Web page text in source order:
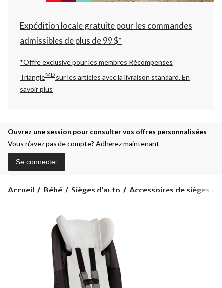
Expédition locale gratuite pour les commandes
admissibles de plus de 99 $*
*Offre exclusive pour les membres Récompenses
TriangleMD sur les articles avec la livraison standard.En
savoir plus
Ouvrez une session pour consulter vos offres personnalisées
Vous n’avez pas de compte? Adhérez maintenant
Se connecter
Accueil Bébé Sièges d'auto Accessoires de sièges